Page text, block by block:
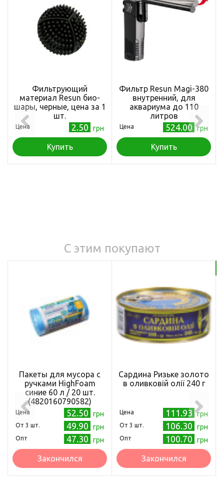
Фильтрующий
материал Resun био-
шары, черные, цена за 1
шт.
Цена 2.50 грн
Купить
Фильтр Resun Magi-380
внутренний, для
аквариума до 110
литров
Цена 524.00 грн
Купить
С этим покупают
Пакеты для мусора с
ручками HighFoam
синие 60 л / 20 шт.
(4820160790582)
Цена 52.50 грн
Oт 3 шт. 49.90 грн
Опт 47.30 грн
Закончился
Сардина Ризьке золото
в оливковій олії 240 г
Цена 111.93 грн
Oт 3 шт. 106.30 грн
Опт 100.70 грн
Закончился